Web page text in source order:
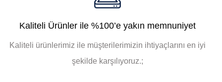
Kaliteli Ürünler ile %100’e yakın memnuniyet
Kaliteli ürünlerimiz ile müşterilerimizin ihtiyaçlarını en iyi
şekilde karşılıyoruz.;